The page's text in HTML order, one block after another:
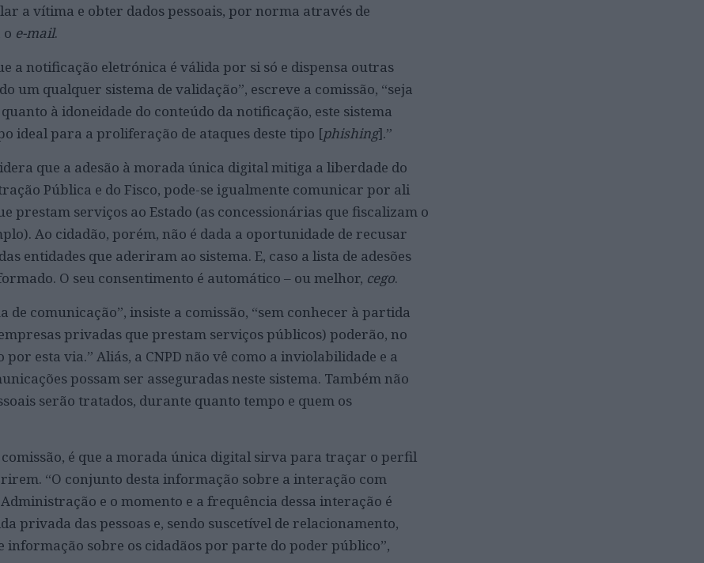
a vítima e obter dados pessoais, por norma através de
o e-mail.
a notificação eletrónica é válida por si só e dispensa outras
um qualquer sistema de validação”, escreve a comissão, “seja
à idoneidade do conteúdo da notificação, este sistema
ideal para a proliferação de ataques deste tipo [phishing].”
que a adesão à morada única digital mitiga a liberdade do
Pública e do Fisco, pode-se igualmente comunicar por ali
prestam serviços ao Estado (as concessionárias que fiscalizam o
Ao cidadão, porém, não é dada a oportunidade de recusar
entidades que aderiram ao sistema. E, caso a lista de adesões
O seu consentimento é automático – ou melhor, cego.
de comunicação”, insiste a comissão, “sem conhecer à partida
privadas que prestam serviços públicos) poderão, no
esta via.” Aliás, a CNPD não vê como a inviolabilidade e a
possam ser asseguradas neste sistema. Também não
serão tratados, durante quanto tempo e quem os
é que a morada única digital sirva para traçar o perfil
“O conjunto desta informação sobre a interação com
e o momento e a frequência dessa interação é
privada das pessoas e, sendo suscetível de relacionamento,
informação sobre os cidadãos por parte do poder público”,